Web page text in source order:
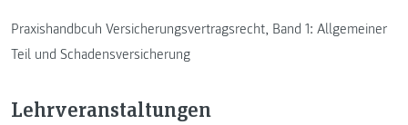
Praxishandbcuh Versicherungsvertragsrecht, Band 1: Allgemeiner
Teil und Schadensversicherung
Lehrveranstaltungen